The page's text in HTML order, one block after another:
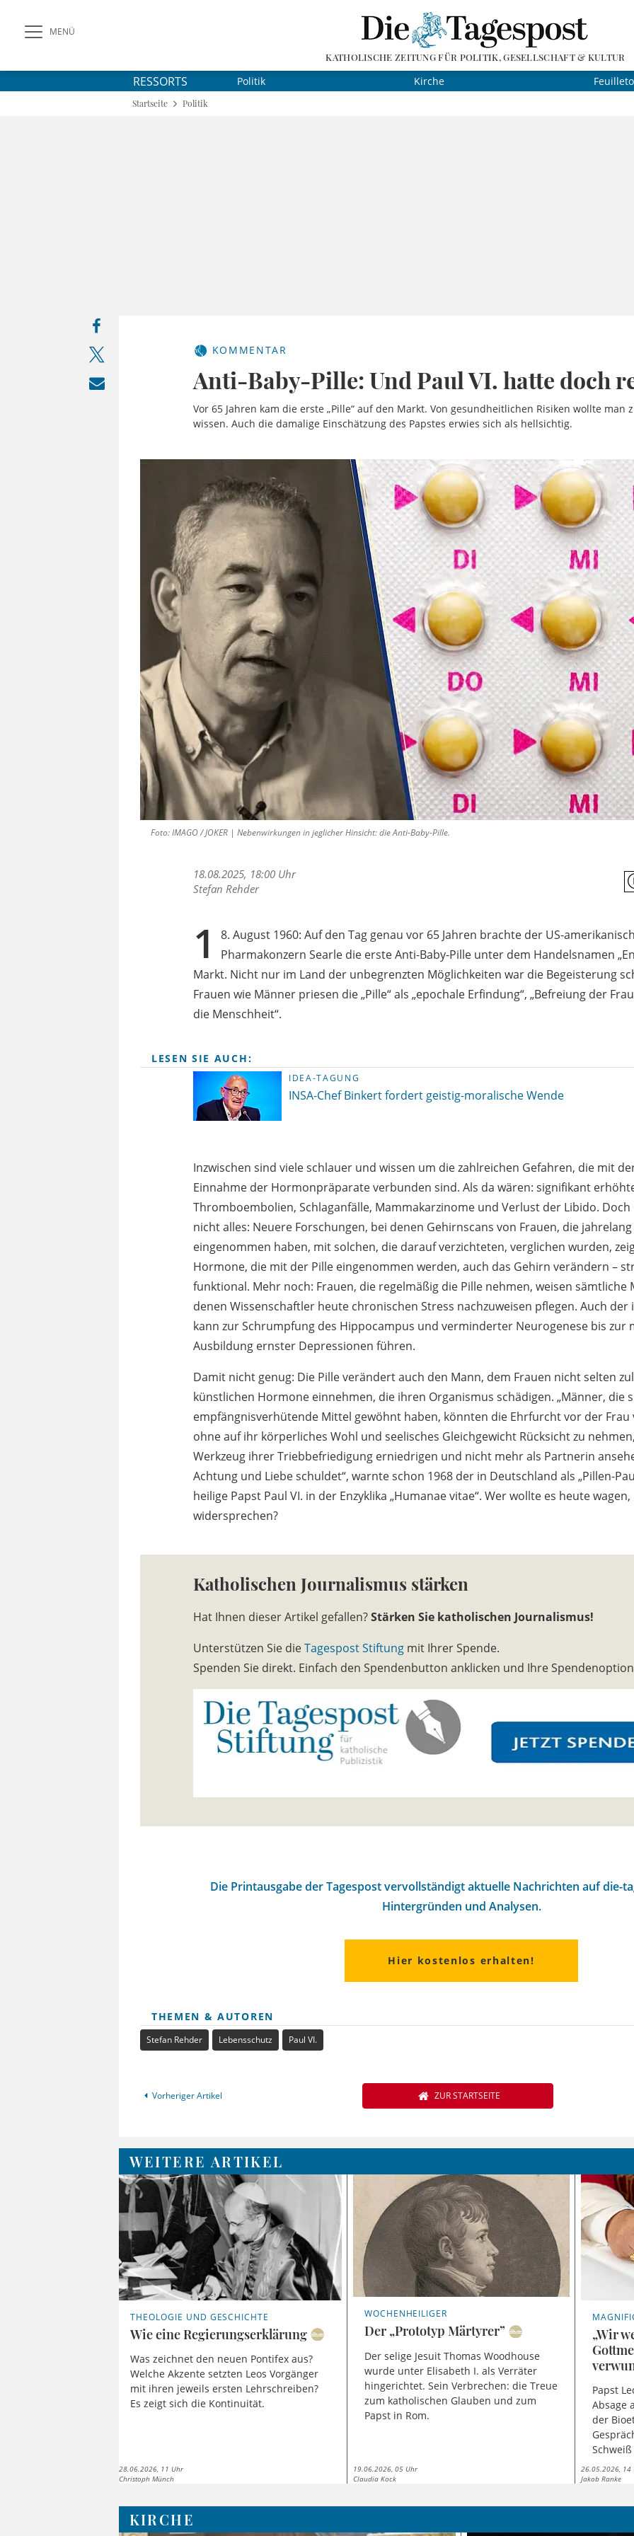
MENÜ
KATHOLISCHE ZEITUNG FÜR POLITIK, GESELLSCHAFT & KULTUR
RESSORTS Politik Kirche
Startseite Politik
KOMMENTAR
Anti-Baby-Pille: Und Paul VI. hatte doch
Vor 65 Jahren kam die erste „Pille“ auf den Markt. Von gesundheitlichen Risiken wollte man
wissen. Auch die damalige Einschätzung des Papstes erwies sich als hellsichtig.
Foto: IMAGO / JOKER | Nebenwirkungen in jeglicher Hinsicht: die Anti-Baby-Pille.
18.08.2025, 18:00 Uhr
Stefan Rehder
1
8. August 1960: Auf den Tag genau vor 65 Jahren brachte der US-
Pharmakonzern Searle die erste Anti-Baby-Pille unter dem Handelsnamen
Markt. Nicht nur im Land der unbegrenzten Möglichkeiten war die Begeisterung
Frauen wie Männer priesen die „Pille“ als „epochale Erfindung“, „Befreiung der
die Menschheit“.
LESEN SIE AUCH:
IDEA-TAGUNG
INSA-Chef Binkert fordert geistig-moralische Wende
Inzwischen sind viele schlauer und wissen um die zahlreichen Gefahren, die mit
Einnahme der Hormonpräparate verbunden sind. Als da wären: signifikant
Thromboembolien, Schlaganfälle, Mammakarzinome und Verlust der Libido.
nicht alles: Neuere Forschungen, bei denen Gehirnscans von Frauen, die
eingenommen haben, mit solchen, die darauf verzichteten, verglichen wurden,
Hormone, die mit der Pille eingenommen werden, auch das Gehirn verändern –
funktional. Mehr noch: Frauen, die regelmäßig die Pille nehmen, weisen sämtliche
denen Wissenschaftler heute chronischen Stress nachzuweisen pflegen. Auch
kann zur Schrumpfung des Hippocampus und verminderter Neurogenese bis zur
Ausbildung ernster Depressionen führen.
Damit nicht genug: Die Pille verändert auch den Mann, dem Frauen nicht selten
künstlichen Hormone einnehmen, die ihren Organismus schädigen. „Männer, die
empfängnisverhütende Mittel gewöhnt haben, könnten die Ehrfurcht vor der Frau
ohne auf ihr körperliches Wohl und seelisches Gleichgewicht Rücksicht zu
Werkzeug ihrer Triebbefriedigung erniedrigen und nicht mehr als Partnerin
Achtung und Liebe schuldet“, warnte schon 1968 der in Deutschland als „Pillen-
heilige Papst Paul VI. in der Enzyklika „Humanae vitae“. Wer wollte es heute
widersprechen?
Katholischen Journalismus stärken
Hat Ihnen dieser Artikel gefallen?Stärken Sie katholischen Journalismus!
Unterstützen Sie dieTagespost Stiftung mit Ihrer Spende.
Spenden Sie direkt. Einfach den Spendenbutton anklicken und Ihre
Die Printausgabe der Tagespost vervollständigt aktuelle Nachrichten auf die-
Hintergründen und Analysen.
Hier kostenlos erhalten!
THEMEN & AUTOREN
Stefan Rehder Lebensschutz Paul VI.
Vorheriger Artikel ZUR STARTSEITE
WEITERE ARTIKEL
THEOLOGIE UND GESCHICHTE
Wie eine Regierungserklärung
Was zeichnet den neuen Pontifex aus?
Welche Akzente setzten Leos Vorgänger
mit ihren jeweils ersten Lehrschreiben?
Es zeigt sich die Kontinuität.
28.06.2026, 11 Uhr
Christoph Münch
WOCHENHEILIGER
Der „Prototyp Märtyrer”
Der selige Jesuit Thomas Woodhouse
wurde unter Elisabeth I. als Verräter
hingerichtet. Sein Verbrechen: die Treue
zum katholischen Glauben und zum
Papst in Rom.
19.06.2026, 05 Uhr
Claudia Kock
„Wir
Papst
Absage
der
26.05.2026, 14
Jakob Ranke
KIRCHE